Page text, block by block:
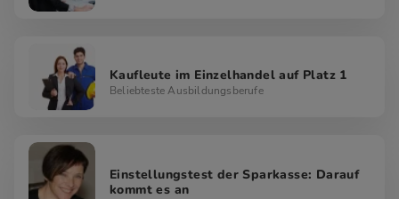
Kaufleute im Einzelhandel auf Platz 1
Beliebteste Ausbildungsberufe
Einstellungstest der Sparkasse: Darauf
kommt es an